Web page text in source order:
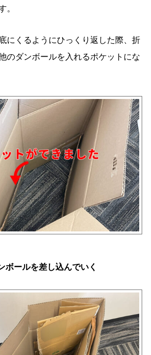
にくるようにひっくり返した際、折
のダンボールを入れるポケットにな
ボールを差し込んでいく